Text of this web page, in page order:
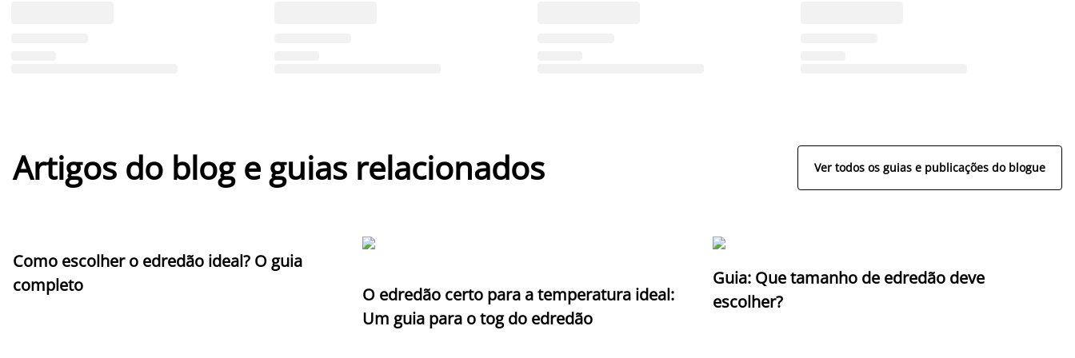
Artigos do blog e guias relacionados Ver todos os guias e publicações do blogue
Como escolher o edredão ideal? O guia
completo
O edredão certo para a temperatura ideal:
Um guia para o tog do edredão
Guia: Que tamanho de edredão deve
escolher?